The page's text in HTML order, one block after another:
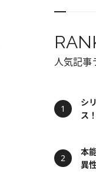
人気記事
シ
ス
本
異